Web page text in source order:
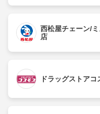
西松屋チェーン/
店
ドラッグストア